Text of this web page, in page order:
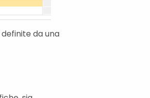
definite da una